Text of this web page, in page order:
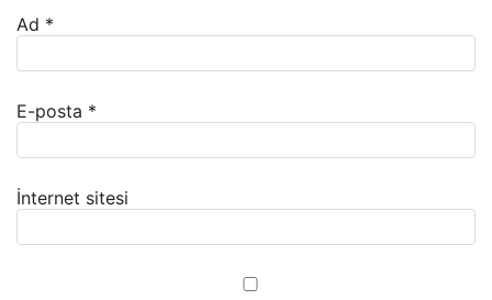
Ad *
E-posta *
İnternet sitesi